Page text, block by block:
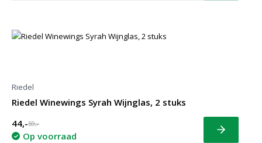
Riedel
Riedel Winewings Syrah Wijnglas, 2 stuks
44,-59,-
Op voorraad Bekijk